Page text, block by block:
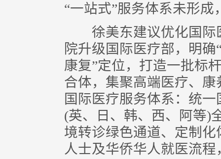
“一站式”服务体系未形
徐美东建议优化国际
院升级国际医疗部，明
康复”定位，打造一批标
合体，集聚高端医疗、
国际医疗服务体系：统
(英、日、韩、西、阿等)
境转诊绿色通道、定制
人士及华侨华人就医流